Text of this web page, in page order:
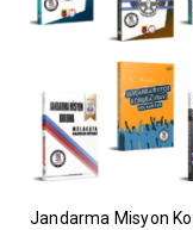
Jandarma Misyon